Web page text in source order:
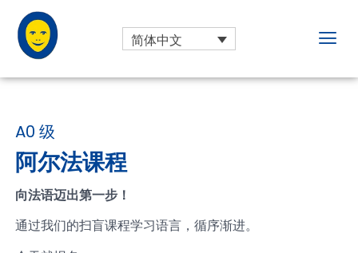
简体中文
A0 级
阿尔法课程
向法语迈出第一步！
通过我们的扫盲课程学习语言，循序渐进。